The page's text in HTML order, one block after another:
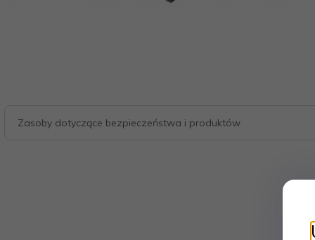
Zasoby dotyczące bezpieczeństwa i produktów